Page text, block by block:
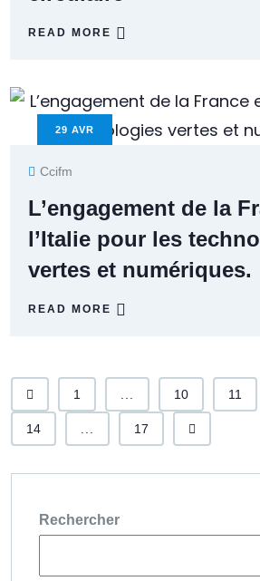
READ MORE
29 AVR
Ccifm
L’engagement de la
l’Italie pour les
vertes et numériques.
READ MORE
1 10 11
14 17
Rechercher